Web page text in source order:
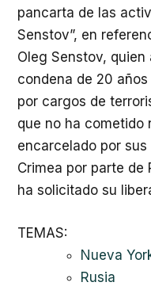
pancarta de las
Senstov”, en
Oleg Senstov,
condena de 20
por cargos de
que no ha cometido
encarcelado por
Crimea por parte de
ha solicitado su
TEMAS:
Nueva
Rusia